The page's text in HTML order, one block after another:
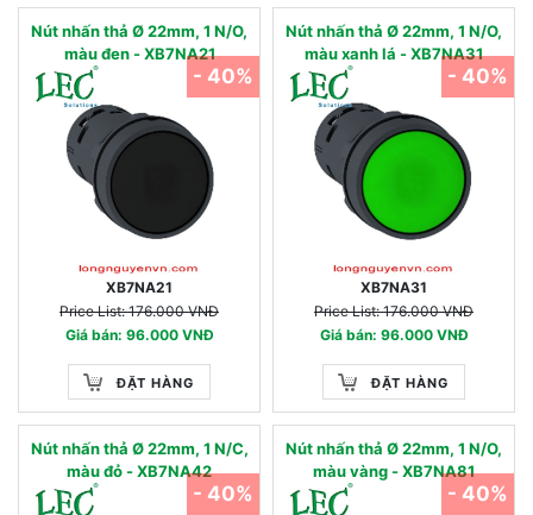
Nút nhấn thả Ø 22mm, 1 N/O,
màu đen - XB7NA21
XB7NA21
Price List: 176.000 VNĐ
Giá bán: 96.000 VNĐ
ĐẶT HÀNG
- 40%
Nút nhấn thả Ø 22mm, 1 N/O,
màu xanh lá - XB7NA31
XB7NA31
Price List: 176.000 VNĐ
Giá bán: 96.000 VNĐ
ĐẶT HÀNG
- 40%
Nút nhấn thả Ø 22mm, 1 N/C,
màu đỏ - XB7NA42
- 40%
Nút nhấn thả Ø 22mm, 1 N/O,
màu vàng - XB7NA81
- 40%